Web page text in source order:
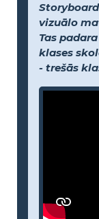
vizuālo
Tas
klases
- trešās